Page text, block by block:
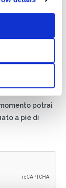
quanto
materiale
potrai
a piè di